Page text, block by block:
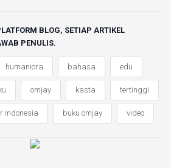
BLOG, SETIAP ARTIKEL
PENULIS.
humaniora bahasa edu
omjay kasta tertinggi
indonesia buku omjay video